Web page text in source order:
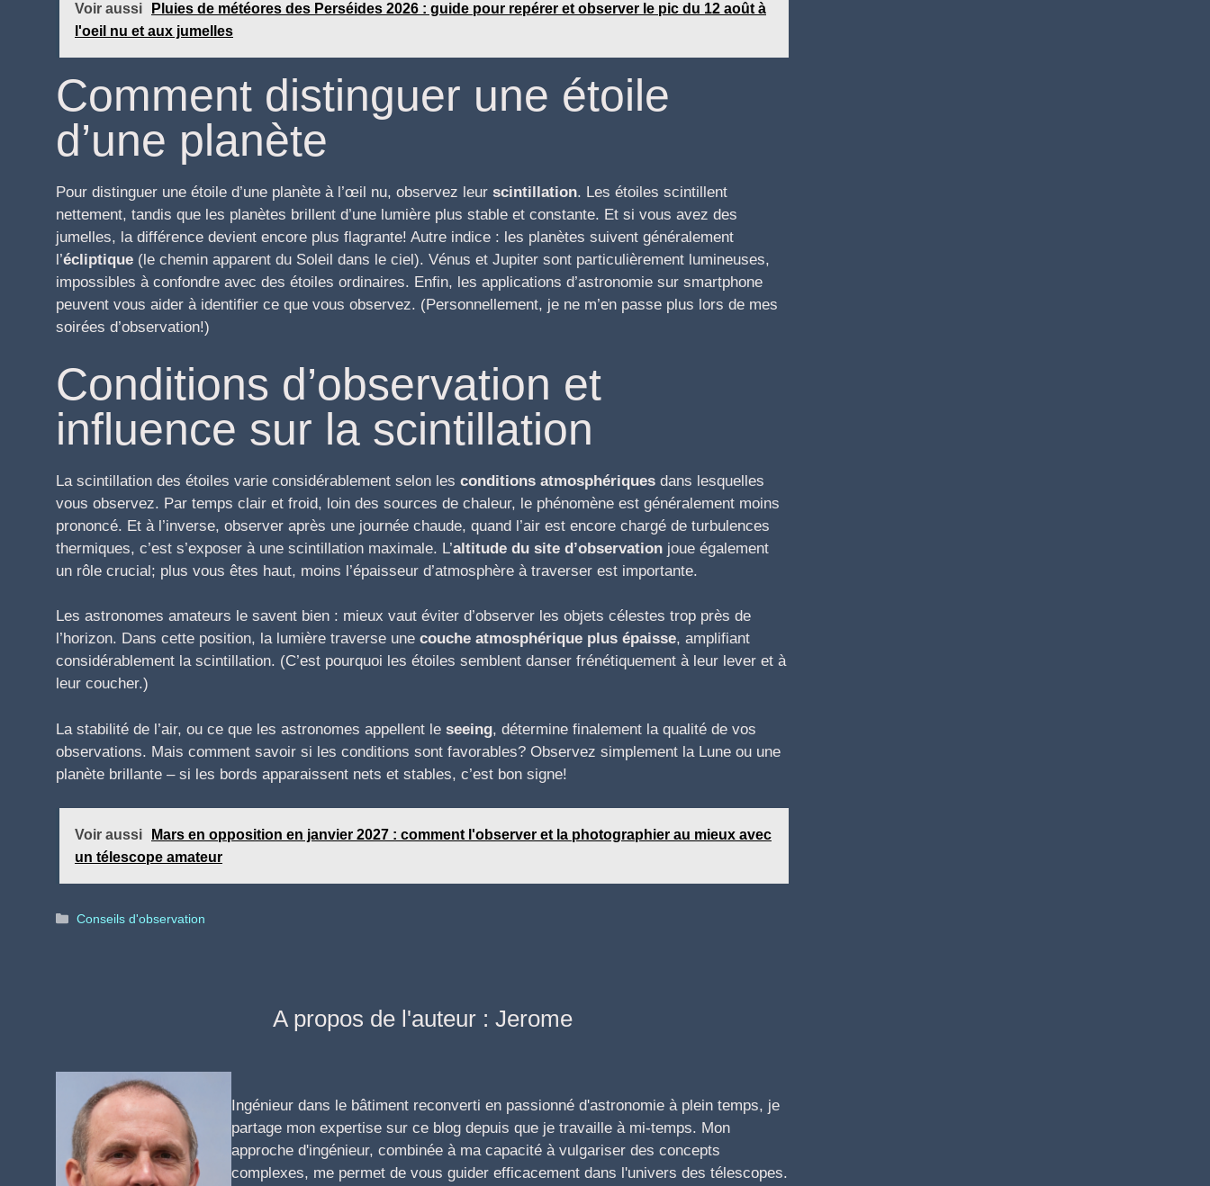
Voir aussi
Pluies de météores des Perséides 2026 : guide pour repérer et observer le pic du 12 août à
l'oeil nu et aux jumelles
Comment distinguer une étoile
d’une planète
Pour distinguer une étoile d’une planète à l’œil nu, observez leur scintillation. Les étoiles scintillent
nettement, tandis que les planètes brillent d’une lumière plus stable et constante. Et si vous avez des
jumelles, la différence devient encore plus flagrante! Autre indice : les planètes suivent généralement
l’écliptique (le chemin apparent du Soleil dans le ciel). Vénus et Jupiter sont particulièrement lumineuses,
impossibles à confondre avec des étoiles ordinaires. Enfin, les applications d’astronomie sur smartphone
peuvent vous aider à identifier ce que vous observez. (Personnellement, je ne m’en passe plus lors de mes
soirées d’observation!)
Conditions d’observation et
influence sur la scintillation
La scintillation des étoiles varie considérablement selon les conditions atmosphériques dans lesquelles
vous observez. Par temps clair et froid, loin des sources de chaleur, le phénomène est généralement moins
prononcé. Et à l’inverse, observer après une journée chaude, quand l’air est encore chargé de turbulences
thermiques, c’est s’exposer à une scintillation maximale. L’altitude du site d’observation joue également
un rôle crucial; plus vous êtes haut, moins l’épaisseur d’atmosphère à traverser est importante.
Les astronomes amateurs le savent bien : mieux vaut éviter d’observer les objets célestes trop près de
l’horizon. Dans cette position, la lumière traverse une couche atmosphérique plus épaisse, amplifiant
considérablement la scintillation. (C’est pourquoi les étoiles semblent danser frénétiquement à leur lever et à
leur coucher.)
La stabilité de l’air, ou ce que les astronomes appellent le seeing, détermine finalement la qualité de vos
observations. Mais comment savoir si les conditions sont favorables? Observez simplement la Lune ou une
planète brillante – si les bords apparaissent nets et stables, c’est bon signe!
Voir aussi
Mars en opposition en janvier 2027 : comment l'observer et la photographier au mieux avec
un télescope amateur
Catégories
Conseils d'observation
A propos de l'auteur : Jerome
Ingénieur dans le bâtiment reconverti en passionné d'astronomie à plein temps, je
partage mon expertise sur ce blog depuis que je travaille à mi-temps. Mon
approche d'ingénieur, combinée à ma capacité à vulgariser des concepts
complexes, me permet de vous guider efficacement dans l'univers des télescopes.